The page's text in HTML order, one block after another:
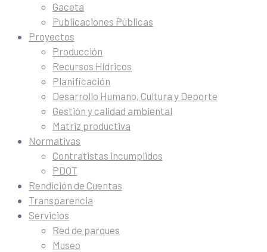
Gaceta
Publicaciones Públicas
Proyectos
Producción
Recursos Hídricos
Planificación
Desarrollo Humano, Cultura y Deporte
Gestión y calidad ambiental
Matriz productiva
Normativas
Contratistas incumplidos
PDOT
Rendición de Cuentas
Transparencia
Servicios
Red de parques
Museo